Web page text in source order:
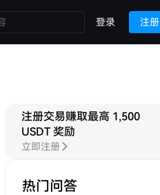
登录 注册
注册交易赚取最高 1,500
USDT 奖励
立即注册
热门问答